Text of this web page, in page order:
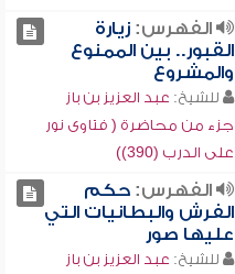
الفهرس:زيارة
القبور.. بين الممنوع
والمشروع
للشيخ: عبد العزيز بن باز
جزء من محاضرة ( فتاوى نور
على الدرب (390))
الفهرس:حكم
الفرش والبطانيات التي
عليها صور
للشيخ: عبد العزيز بن باز